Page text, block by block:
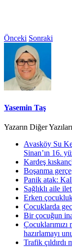
Önceki Sonraki
Yasemin Taş
Yazarın Diğer Yazıları
Avasköy Su
Sinan’ın 16.
Kardeş
Boşanma
Panik atak:
Sağlıklı aile
Erken
Çocuklarda
Bir çocuğun
Çocuklarımızı
hazırlamayı
Trafik çıldırdı